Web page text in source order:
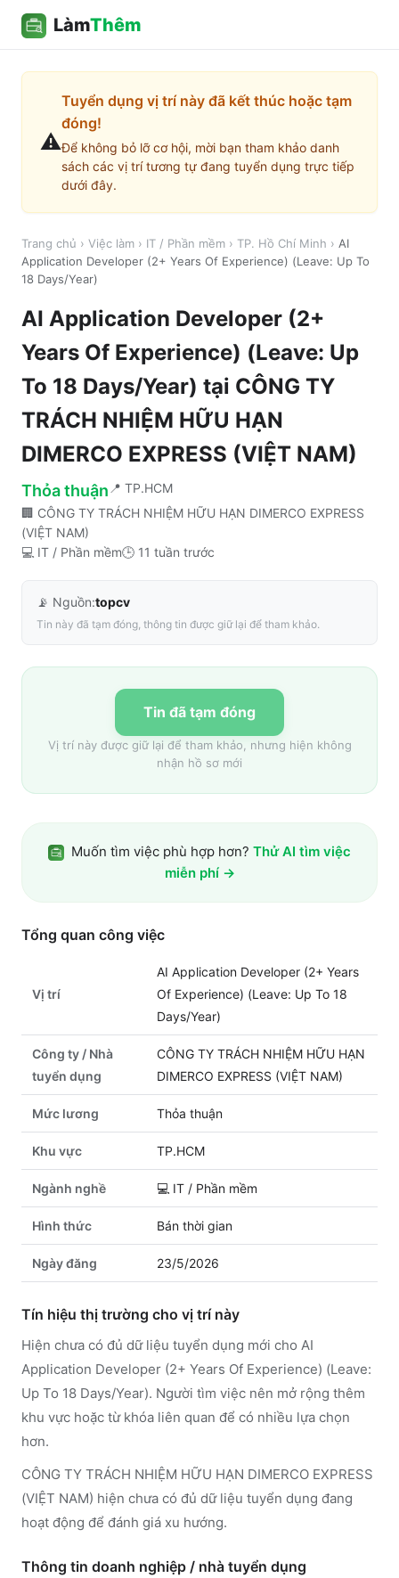
LàmThêm
⚠️
Tuyển dụng vị trí này đã kết thúc hoặc tạm
đóng!
Để không bỏ lỡ cơ hội, mời bạn tham khảo danh
sách các vị trí tương tự đang tuyển dụng trực tiếp
dưới đây.
Trang chủ › Việc làm › IT / Phần mềm › TP. Hồ Chí Minh › AI
Application Developer (2+ Years Of Experience) (Leave: Up To
18 Days/Year)
AI Application Developer (2+
Years Of Experience) (Leave: Up
To 18 Days/Year) tại CÔNG TY
TRÁCH NHIỆM HỮU HẠN
DIMERCO EXPRESS (VIỆT NAM)
Thỏa thuận 📍 TP.HCM
🏢 CÔNG TY TRÁCH NHIỆM HỮU HẠN DIMERCO EXPRESS
(VIỆT NAM)
💻 IT / Phần mềm🕒 11 tuần trước
📡 Nguồn:topcv
Tin này đã tạm đóng, thông tin được giữ lại để tham khảo.
Tin đã tạm đóng
Vị trí này được giữ lại để tham khảo, nhưng hiện không
nhận hồ sơ mới
Muốn tìm việc phù hợp hơn? Thử AI tìm việc
miễn phí →
Tổng quan công việc
Vị trí
AI Application Developer (2+ Years
Of Experience) (Leave: Up To 18
Days/Year)
Công ty / Nhà
tuyển dụng
CÔNG TY TRÁCH NHIỆM HỮU HẠN
DIMERCO EXPRESS (VIỆT NAM)
Mức lương Thỏa thuận
Khu vực TP.HCM
Ngành nghề 💻 IT / Phần mềm
Hình thức Bán thời gian
Ngày đăng 23/5/2026
Tín hiệu thị trường cho vị trí này
Hiện chưa có đủ dữ liệu tuyển dụng mới cho AI
Application Developer (2+ Years Of Experience) (Leave:
Up To 18 Days/Year). Người tìm việc nên mở rộng thêm
khu vực hoặc từ khóa liên quan để có nhiều lựa chọn
hơn.
CÔNG TY TRÁCH NHIỆM HỮU HẠN DIMERCO EXPRESS
(VIỆT NAM) hiện chưa có đủ dữ liệu tuyển dụng đang
hoạt động để đánh giá xu hướng.
Thông tin doanh nghiệp / nhà tuyển dụng